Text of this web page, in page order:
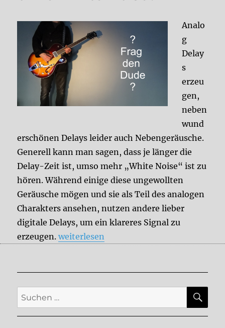
Analo
g
Delay
s
erzeu
gen,
neben
wund
erschönen Delays leider auch Nebengeräusche.
Generell kann man sagen, dass je länger die
Delay-Zeit ist, umso mehr „White Noise“ ist zu
hören. Während einige diese ungewollten
Geräusche mögen und sie als Teil des analogen
Charakters ansehen, nutzen andere lieber
digitale Delays, um ein klareres Signal zu
erzeugen.„Gibt es analoge Delays ohne White
weiterlesen
Suche
nach: